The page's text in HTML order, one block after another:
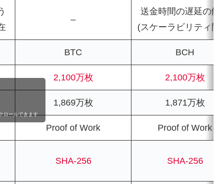
–
送金時間の遅延の
(スケーラビリティ
BTC BCH
2,100万枚 2,100万枚
1,869万枚 1,871万枚
Proof of Work Proof of Work
SHA-256 SHA-256
ロールできます